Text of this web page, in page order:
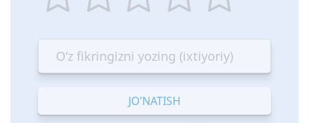
star
Terrible
stars
—
Bad
stars
—
OK
stars
—
Good
stars
—
Excellent